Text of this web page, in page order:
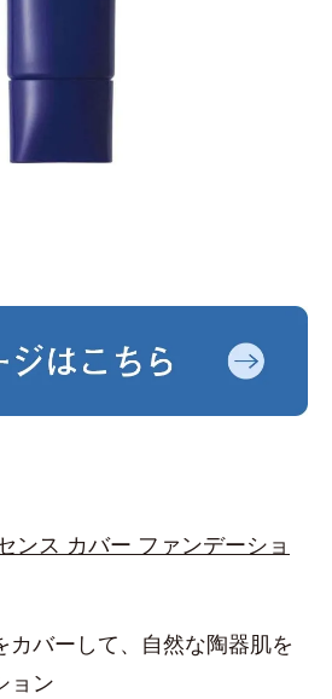
ンス カバー ファンデーショ
カバーして、自然な陶器肌を
ョン